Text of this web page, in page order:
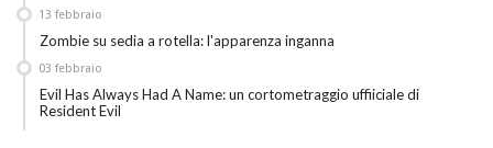
Zombie su sedia a rotella: l'apparenza inganna
13 febbraio
Evil Has Always Had A Name: un cortometraggio uffiiciale di
Resident Evil
03 febbraio